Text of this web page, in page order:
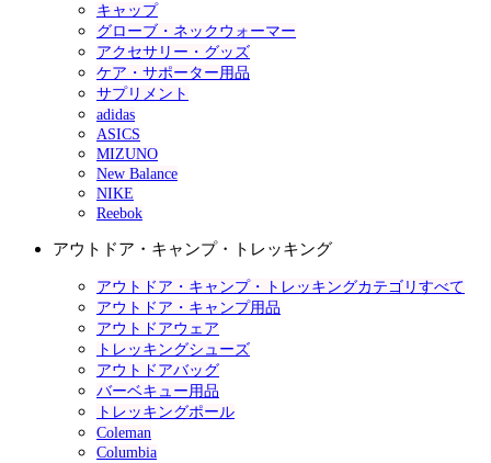
キャップ
グローブ・ネックウォーマー
アクセサリー・グッズ
ケア・サポーター用品
サプリメント
adidas
ASICS
MIZUNO
New Balance
NIKE
Reebok
アウトドア・キャンプ・トレッキング
アウトドア・キャンプ・トレッキングカテゴリすべて
アウトドア・キャンプ用品
アウトドアウェア
トレッキングシューズ
アウトドアバッグ
バーベキュー用品
トレッキングポール
Coleman
Columbia